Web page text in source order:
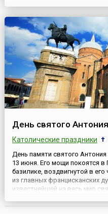
заканчивается в выходны...
День святого
Католические праздники
День памяти святого
13 июня. Его мощи покоятся в
базилике, воздвигнутой в
из главных францисканских
известнейшей на весь мир
(St. Anthony of Padua) —